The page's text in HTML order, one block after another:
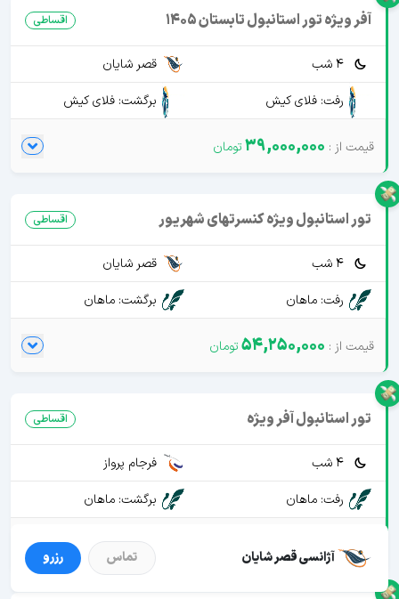
آفر ویژه تور استانبول تابستان 1405 اقساطی
4 شب
قصر شایان
رفت: فلای کیش
برگشت: فلای کیش
39,000,000
تور استانبول ویژه کنسرتهای شهریور اقساطی
4 شب
قصر شایان
رفت: ماهان
برگشت: ماهان
54,250,000
تور استانبول آفر ویژه اقساطی
4 شب
فرجام پرواز
رفت: ماهان
برگشت: ماهان
32,500,000
آژانسی قصر شایان تماس رزرو